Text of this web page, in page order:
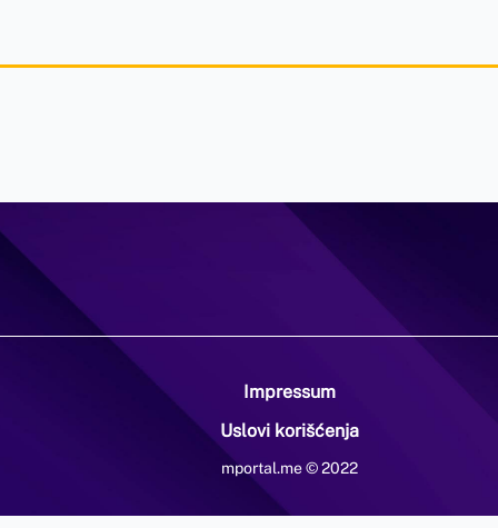
Impressum
Uslovi korišćenja
mportal.me © 2022